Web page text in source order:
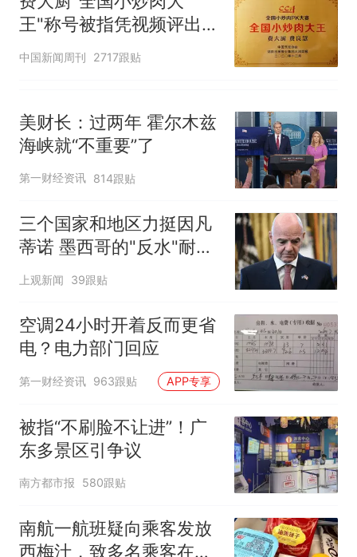
王"称号被指凭视频评出
官方回应
中国新闻周刊 2717跟贴
美财长：过两年 霍尔木兹
海峡就“不重要”了
第一财经资讯 814跟贴
三个国家和地区力挺因凡
蒂诺 墨西哥的"反水"耐人
寻味
上观新闻 39跟贴
空调24小时开着反而更省
电？电力部门回应
第一财经资讯 963跟贴 APP专享
被指“不刷脸不让进”！广
东多景区引争议
南方都市报 580跟贴
南航一航班疑向乘客发放
西梅汁，致多名乘客在飞